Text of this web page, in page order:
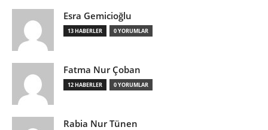
Esra Gemicioğlu
13 HABERLER 0 YORUMLAR
Fatma Nur Çoban
12 HABERLER 0 YORUMLAR
Rabia Nur Tünen